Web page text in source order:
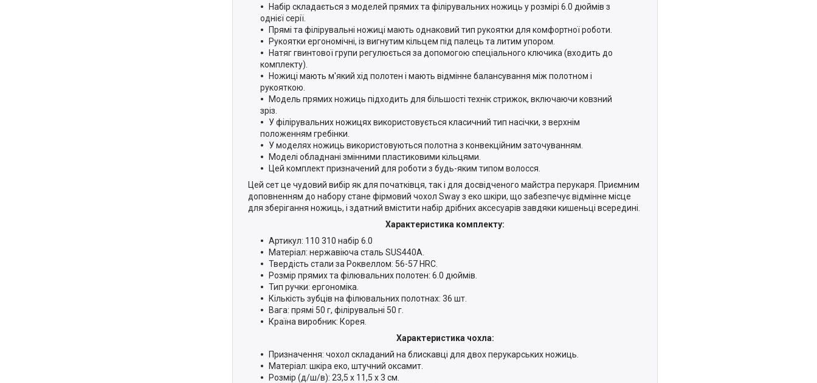
Набір складається з моделей прямих та філірувальних ножиць у розмірі 6.0 дюймів з
однієї серії.
Прямі та філірувальні ножиці мають однаковий тип рукоятки для комфортної роботи.
Рукоятки ергономічні, із вигнутим кільцем під палець та литим упором.
Натяг гвинтової групи регулюється за допомогою спеціального ключика (входить до
комплекту).
Ножиці мають м'який хід полотен і мають відмінне балансування між полотном і
рукояткою.
Модель прямих ножиць підходить для більшості технік стрижок, включаючи ковзний
зріз.
У філірувальних ножицях використовується класичний тип насічки, з верхнім
положенням гребінки.
У моделях ножиць використовуються полотна з конвекційним заточуванням.
Моделі обладнані змінними пластиковими кільцями.
Цей комплект призначений для роботи з будь-яким типом волосся.
Цей сет це чудовий вибір як для початківця, так і для досвідченого майстра перукаря. Приємним
доповненням до набору стане фірмовий чохол Sway з еко шкіри, що забезпечує відмінне місце
для зберігання ножиць, і здатний вмістити набір дрібних аксесуарів завдяки кишеньці всередині.
Характеристика комплекту:
Артикул: 110 310 набір 6.0
Матеріал: нержавіюча сталь SUS440A.
Твердість стали за Роквеллом: 56-57 HRC.
Розмір прямих та філювальних полотен: 6.0 дюймів.
Тип ручки: ергономіка.
Кількість зубців на філювальних полотнах: 36 шт.
Вага: прямі 50 г, філірувальні 50 г.
Країна виробник: Корея.
Характеристика чохла:
Призначення: чохол складаний на блискавці для двох перукарських ножиць.
Матеріал: шкіра еко, штучний оксамит.
Розмір (д/ш/в): 23,5 х 11,5 х 3 см.